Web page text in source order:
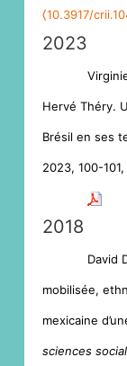
⟨10.3917/
2023
Hervé Théry.
Brésil en ses
2023, 100-101,
2018
David
mobilisée,
mexicaine
sciences